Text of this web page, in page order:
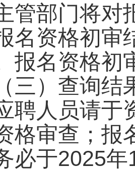
管部门将对
名资格初审
报名资格初
）查询结
人员请于资
格审查；报
必于2025